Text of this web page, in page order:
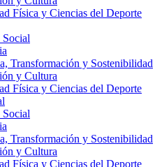
Física y Ciencias del Deporte
Social
Transformación y Sostenibilidad
y Cultura
Física y Ciencias del Deporte
Social
Transformación y Sostenibilidad
y Cultura
Física y Ciencias del Deporte